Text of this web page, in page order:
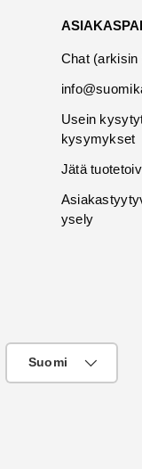
Chat (arkisin
Usein
kysymykset
Jätä
ysely
Suomi